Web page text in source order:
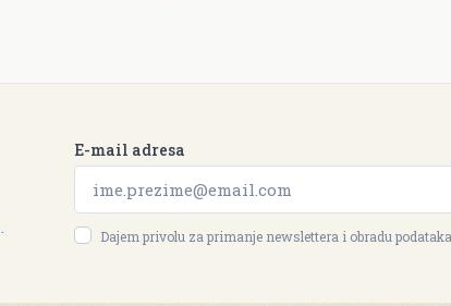
E-mail adresa
Dajem privolu za primanje newslettera i obradu